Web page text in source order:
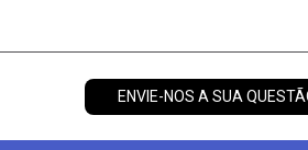
ENVIE-NOS A SUA